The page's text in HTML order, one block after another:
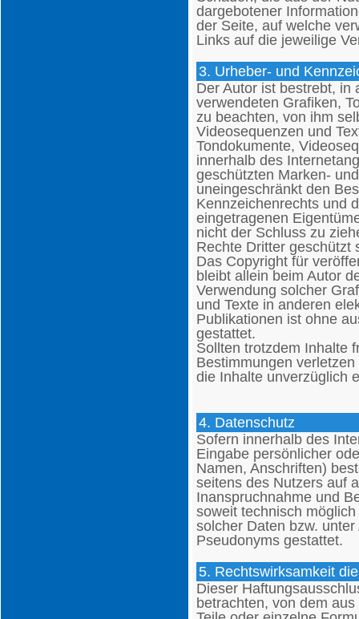
dargebotener
der Seite, auf welche
Links auf die jeweilige
3. Urheber- und
Der Autor ist bestrebt, in
verwendeten Grafiken,
zu beachten, von ihm
Videosequenzen und
Tondokumente,
innerhalb des
geschützten Marken-
uneingeschränkt den
Kennzeichenrechts und
eingetragenen
nicht der Schluss zu
Rechte Dritter geschützt
Das Copyright für
bleibt allein beim Autor
Verwendung solcher
und Texte in anderen
Publikationen ist ohne
gestattet.
Sollten trotzdem Inhalte
Bestimmungen
die Inhalte unverzüglich
4. Datenschutz
Sofern innerhalb des
Eingabe persönlicher
Namen, Anschriften)
seitens des Nutzers auf
Inanspruchnahme und
soweit technisch
solcher Daten bzw.
Pseudonyms gestattet.
5. Rechtswirksamkeit
Dieser
betrachten, von dem